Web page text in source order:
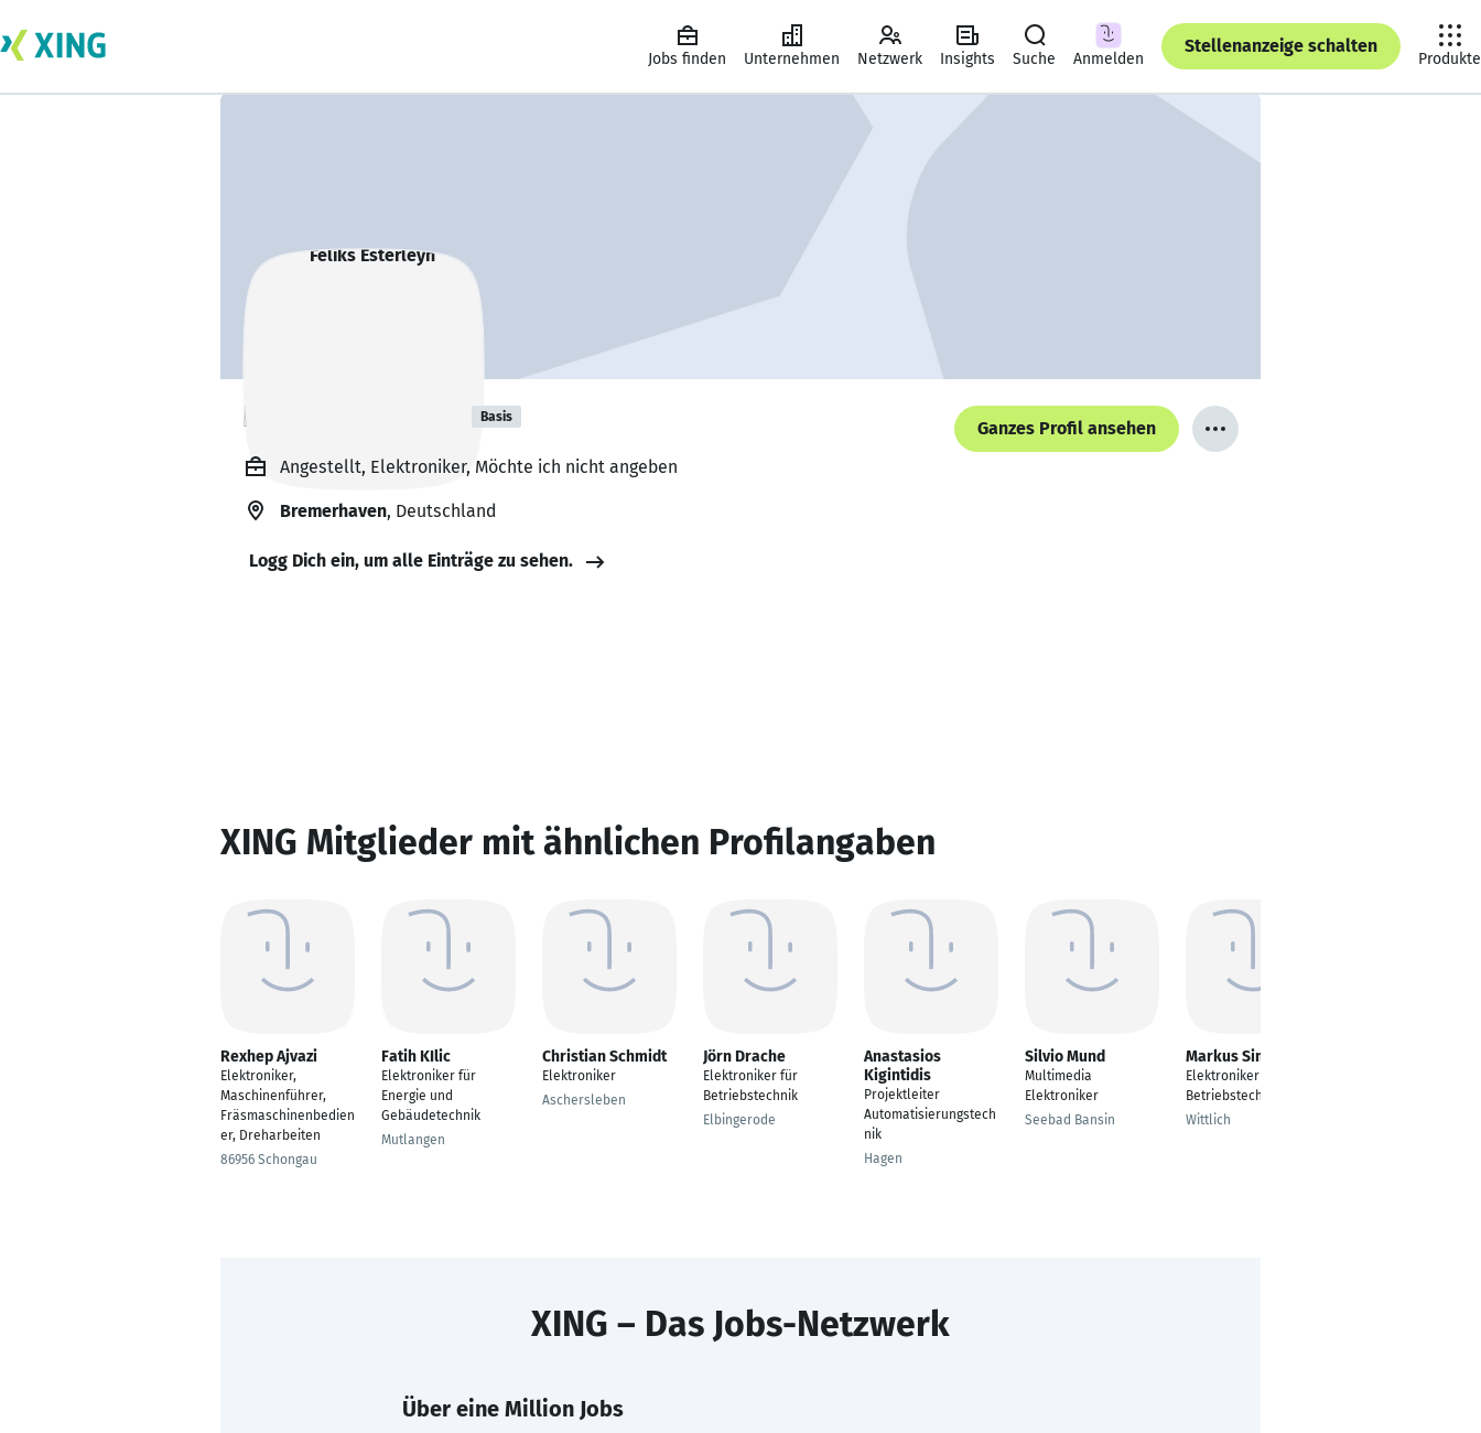
Jobs finden Unternehmen Netzwerk Insights Suche Anmelden
Stellenanzeige schalten
Produkte
Feliks Esterleyn Basis
Ganzes Profil ansehen
Angestellt, Elektroniker, Möchte ich nicht angeben
Bremerhaven, Deutschland
Logg Dich ein, um alle Einträge zu sehen.
XING Mitglieder mit ähnlichen Profilangaben
Rexhep Ajvazi
Elektroniker,
Maschinenführer,
Fräsmaschinenbedien
er, Dreharbeiten
86956 Schongau
Fatih KIlic
Elektroniker für
Energie und
Gebäudetechnik
Mutlangen
Christian Schmidt
Elektroniker
Aschersleben
Jörn Drache
Elektroniker für
Betriebstechnik
Elbingerode
Anastasios
Kigintidis
Projektleiter
Automatisierungstech
nik
Hagen
Silvio Mund
Multimedia
Elektroniker
Seebad Bansin
Markus Simon
Elektroniker für
Betriebstechnik
Wittlich
XING – Das Jobs-Netzwerk
Über eine Million Jobs